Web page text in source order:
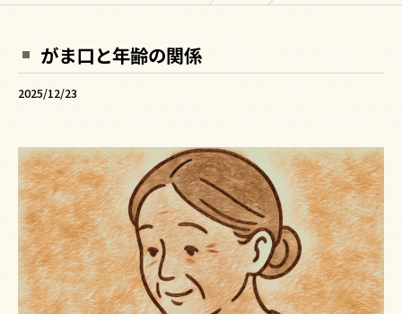
がま口と年齢の関係
2025/12/23